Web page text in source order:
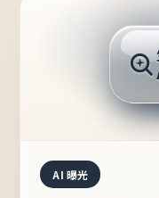
AI 曝光